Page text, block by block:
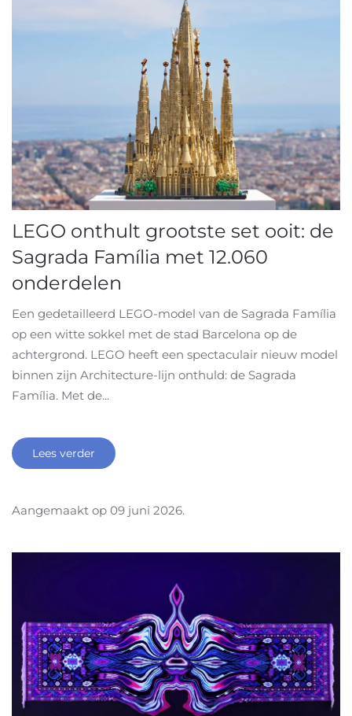
LEGO onthult grootste set ooit: de
Sagrada Família met 12.060
onderdelen
Een gedetailleerd LEGO-model van de Sagrada Família
op een witte sokkel met de stad Barcelona op de
achtergrond. LEGO heeft een spectaculair nieuw model
binnen zijn Architecture-lijn onthuld: de Sagrada
Família. Met de...
Lees verder
Aangemaakt op 09 juni 2026.